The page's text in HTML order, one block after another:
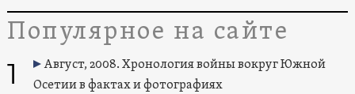
Популярное на сайте
1
Август, 2008. Хронология войны вокруг Южной
Осетии в фактах и фотографиях